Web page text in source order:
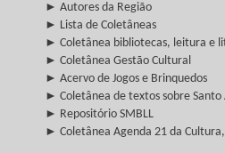
► Autores da Região
► Lista de Coletâneas
► Coletânea bibliotecas, leitura e
► Coletânea Gestão Cultural
► Acervo de Jogos e Brinquedos
► Coletânea de textos sobre Santo
► Repositório SMBLL
► Coletânea Agenda 21 da